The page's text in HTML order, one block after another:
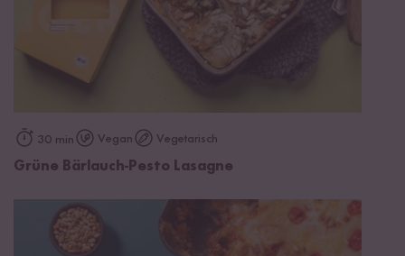
30 min Vegan Vegetarisch
Grüne Bärlauch-Pesto Lasagne